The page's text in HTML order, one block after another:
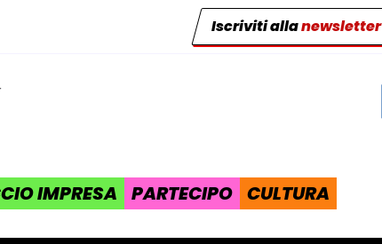
Iscriviti allanewsletter
IMPRESA PARTECIPO CULTURA